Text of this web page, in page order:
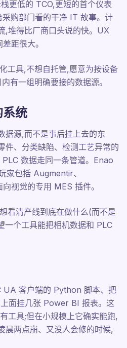
更低的 TCO,更短的首个仪表
购部门看的干净 IT 故事。计
,堆得比厂商口头说的快。UX
距很大。
工具,不想自托管,愿意为按设备
有一组明确要接的数据源。
系统
据源,而不是事后挂上去的东
件、分类缺陷、检测工艺异常的
数据走同一条管道。Enao
家包括 Augmentir、
视觉的专用 MES 插件。
看清产线到底在做什么(而不是
一个工具能把相机数据和 PLC
UA 客户端的 Python 脚本、把
面挂几张 Power BI 报表。这
工具;但在小规模上它确实能跑,
晨两点崩、又没人会修的时候,